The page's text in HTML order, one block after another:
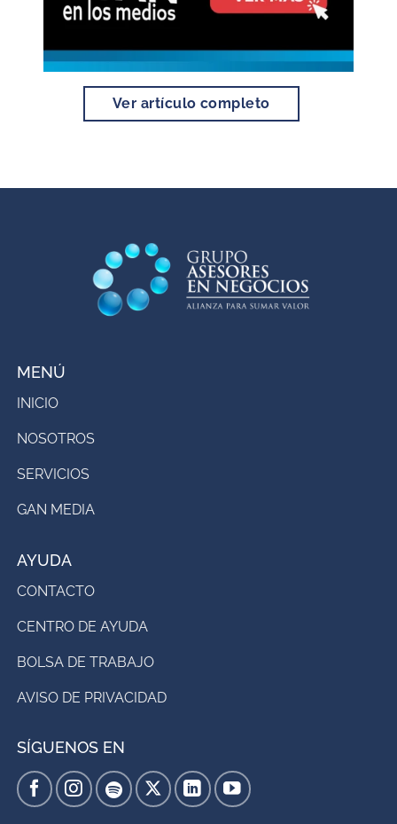
Ver artículo completo
MENÚ
INICIO
NOSOTROS
SERVICIOS
GAN MEDIA
AYUDA
CONTACTO
CENTRO DE AYUDA
BOLSA DE TRABAJO
AVISO DE PRIVACIDAD
SÍGUENOS EN